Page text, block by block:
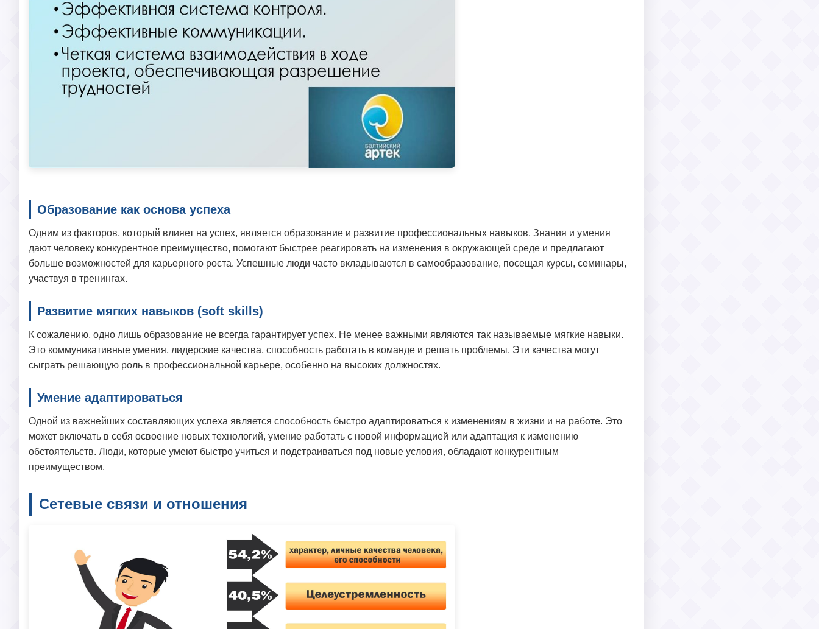
Образование как основа успеха
Одним из факторов, который влияет на успех, является образование и развитие профессиональных навыков. Знания и умения
дают человеку конкурентное преимущество, помогают быстрее реагировать на изменения в окружающей среде и предлагают
больше возможностей для карьерного роста. Успешные люди часто вкладываются в самообразование, посещая курсы, семинары,
участвуя в тренингах.
Развитие мягких навыков (soft skills)
К сожалению, одно лишь образование не всегда гарантирует успех. Не менее важными являются так называемые мягкие навыки.
Это коммуникативные умения, лидерские качества, способность работать в команде и решать проблемы. Эти качества могут
сыграть решающую роль в профессиональной карьере, особенно на высоких должностях.
Умение адаптироваться
Одной из важнейших составляющих успеха является способность быстро адаптироваться к изменениям в жизни и на работе. Это
может включать в себя освоение новых технологий, умение работать с новой информацией или адаптация к изменению
обстоятельств. Люди, которые умеют быстро учиться и подстраиваться под новые условия, обладают конкурентным
преимуществом.
Сетевые связи и отношения